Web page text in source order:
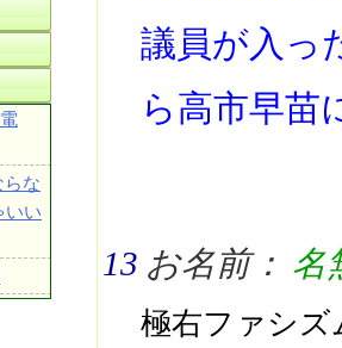
議員が入っ
ら高市早苗
13 お名前： 名
極右ファシズ
な
い